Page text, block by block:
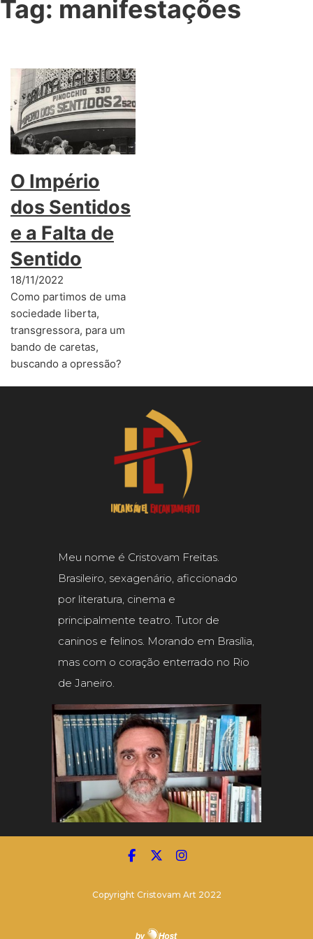
Tag: manifestações
O Império
dos Sentidos
e a Falta de
Sentido
18/11/2022
Como partimos de uma
sociedade liberta,
transgressora, para um
bando de caretas,
buscando a opressão?
Meu nome é Cristovam Freitas.
Brasileiro, sexagenário, aficcionado
por literatura, cinema e
principalmente teatro. Tutor de
caninos e felinos. Morando em Brasília,
mas com o coração enterrado no Rio
de Janeiro.
Copyright Cristovam Art 2022